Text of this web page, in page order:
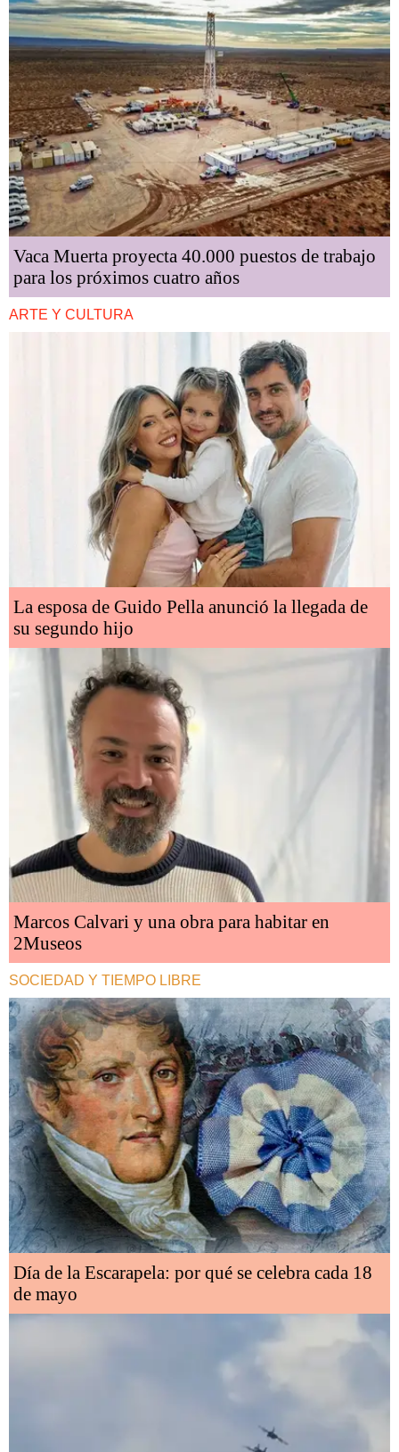
Vaca Muerta proyecta 40.000 puestos de trabajo
para los próximos cuatro años
ARTE Y CULTURA
La esposa de Guido Pella anunció la llegada de
su segundo hijo
Marcos Calvari y una obra para habitar en
2Museos
SOCIEDAD Y TIEMPO LIBRE
Día de la Escarapela: por qué se celebra cada 18
de mayo